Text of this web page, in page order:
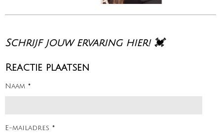
Schrijf jouw ervaring hier! 💓
Reactie plaatsen
Naam *
E-mailadres *